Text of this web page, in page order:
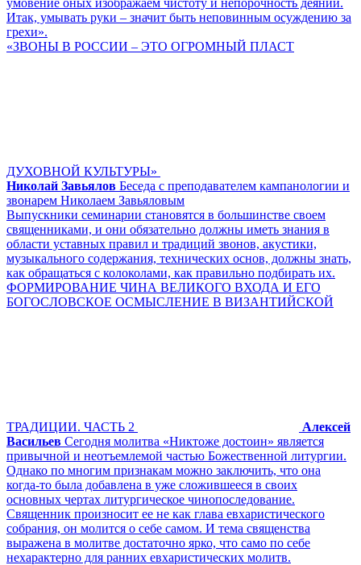
Итак, умывать руки – значит быть неповинным осуждению за
грехи».
«ЗВОНЫ В РОССИИ – ЭТО ОГРОМНЫЙ ПЛАСТ
ДУХОВНОЙ КУЛЬТУРЫ»
Николай Завьялов Беседа с преподавателем кампанологии и
звонарем Николаем Завьяловым
Выпускники семинарии становятся в большинстве своем
священниками, и они обязательно должны иметь знания в
области уставных правил и традиций звонов, акустики,
музыкального содержания, технических основ, должны знать,
как обращаться с колоколами, как правильно подбирать их.
ФОРМИРОВАНИЕ ЧИНА ВЕЛИКОГО ВХОДА И ЕГО
БОГОСЛОВСКОЕ ОСМЫСЛЕНИЕ В ВИЗАНТИЙСКОЙ
ТРАДИЦИИ. ЧАСТЬ 2
Алексей
Васильев Сегодня молитва «Никтоже достоин» является
привычной и неотъемлемой частью Божественной литургии.
Однако по многим признакам можно заключить, что она
когда-то была добавлена в уже сложившееся в своих
основных чертах литургическое чинопоследование.
Священник произносит ее не как глава евхаристического
собрания, он молится о себе самом. И тема священства
выражена в молитве достаточно ярко, что само по себе
нехарактерно для ранних евхаристических молитв.